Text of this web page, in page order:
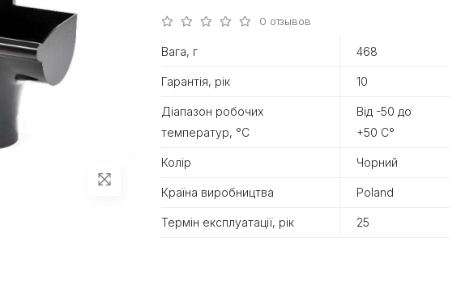
0 отзывов
Вага, г 468
Гарантія, рік 10
Діапазон робочих
температур, °С
Від -50 до
+50 С°
Колір Чорний
Країна виробництва Poland
Термін експлуатації, рік 25